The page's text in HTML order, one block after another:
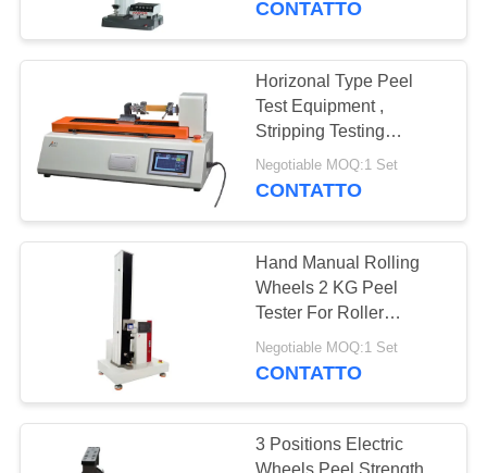
CONTATTO
Horizonal Type Peel
Test Equipment ,
Stripping Testing
Machine For Film
Negotiable MOQ:1 Set
CONTATTO
Hand Manual Rolling
Wheels 2 KG Peel
Tester For Roller
Stripping Strength Test
Machine
Negotiable MOQ:1 Set
CONTATTO
3 Positions Electric